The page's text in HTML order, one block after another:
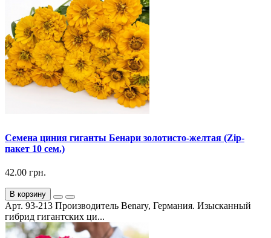
Семена циния гиганты Бенари золотисто-желтая (Zip-
пакет 10 сем.)
42.00 грн.
В корзину
Арт. 93-213 Производитель Benary, Германия. Изысканный
гибрид гигантских ци...